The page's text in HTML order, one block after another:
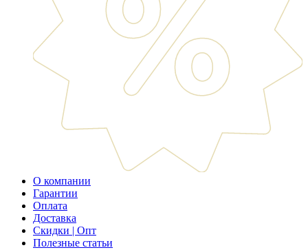
О компании
Гарантии
Оплата
Доставка
Скидки | Опт
Полезные статьи